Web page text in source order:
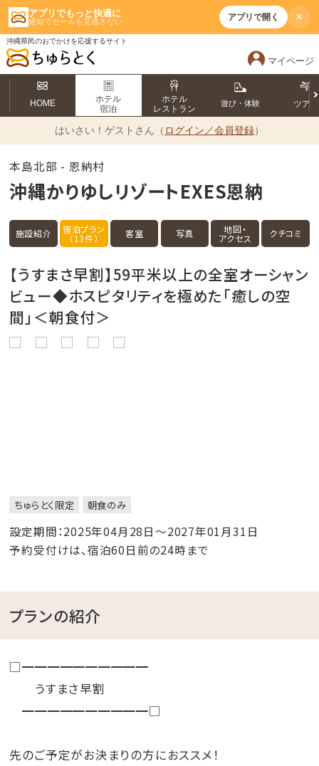
アプリでもっと快適に
通知でセールも見逃さない アプリで開く ×
沖縄県民のおでかけを応援するサイト
マイページ
HOME
ホテル
宿泊
ホテル
レストラン
遊び・体験 ツアー
はいさい！ ゲストさん（ ログイン／会員登録）
本島北部 - 恩納村
沖縄かりゆしリゾートEXES恩納
施設紹介 宿泊プラン
（13件） 客室 写真 地図・
アクセス クチコミ
【うすまさ早割】59平米以上の全室オーシャン
ビュー◆ホスピタリティを極めた「癒しの空
間」＜朝食付＞
ちゅらとく限定 朝食のみ
設定期間：2025年04月28日～2027年01月31日
予約受付けは、宿泊60日前の24時まで
プランの紹介
□━━━━━━━━━━
うすまさ早割
━━━━━━━━━━□
先のご予定がお決まりの方におススメ！